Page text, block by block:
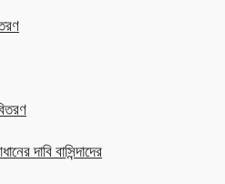
দাবি বাসিন্দাদের